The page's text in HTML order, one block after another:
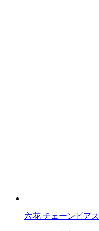
六花 チェーンピアス